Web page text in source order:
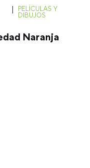
PELÍCULAS Y
DIBUJOS
Naranja